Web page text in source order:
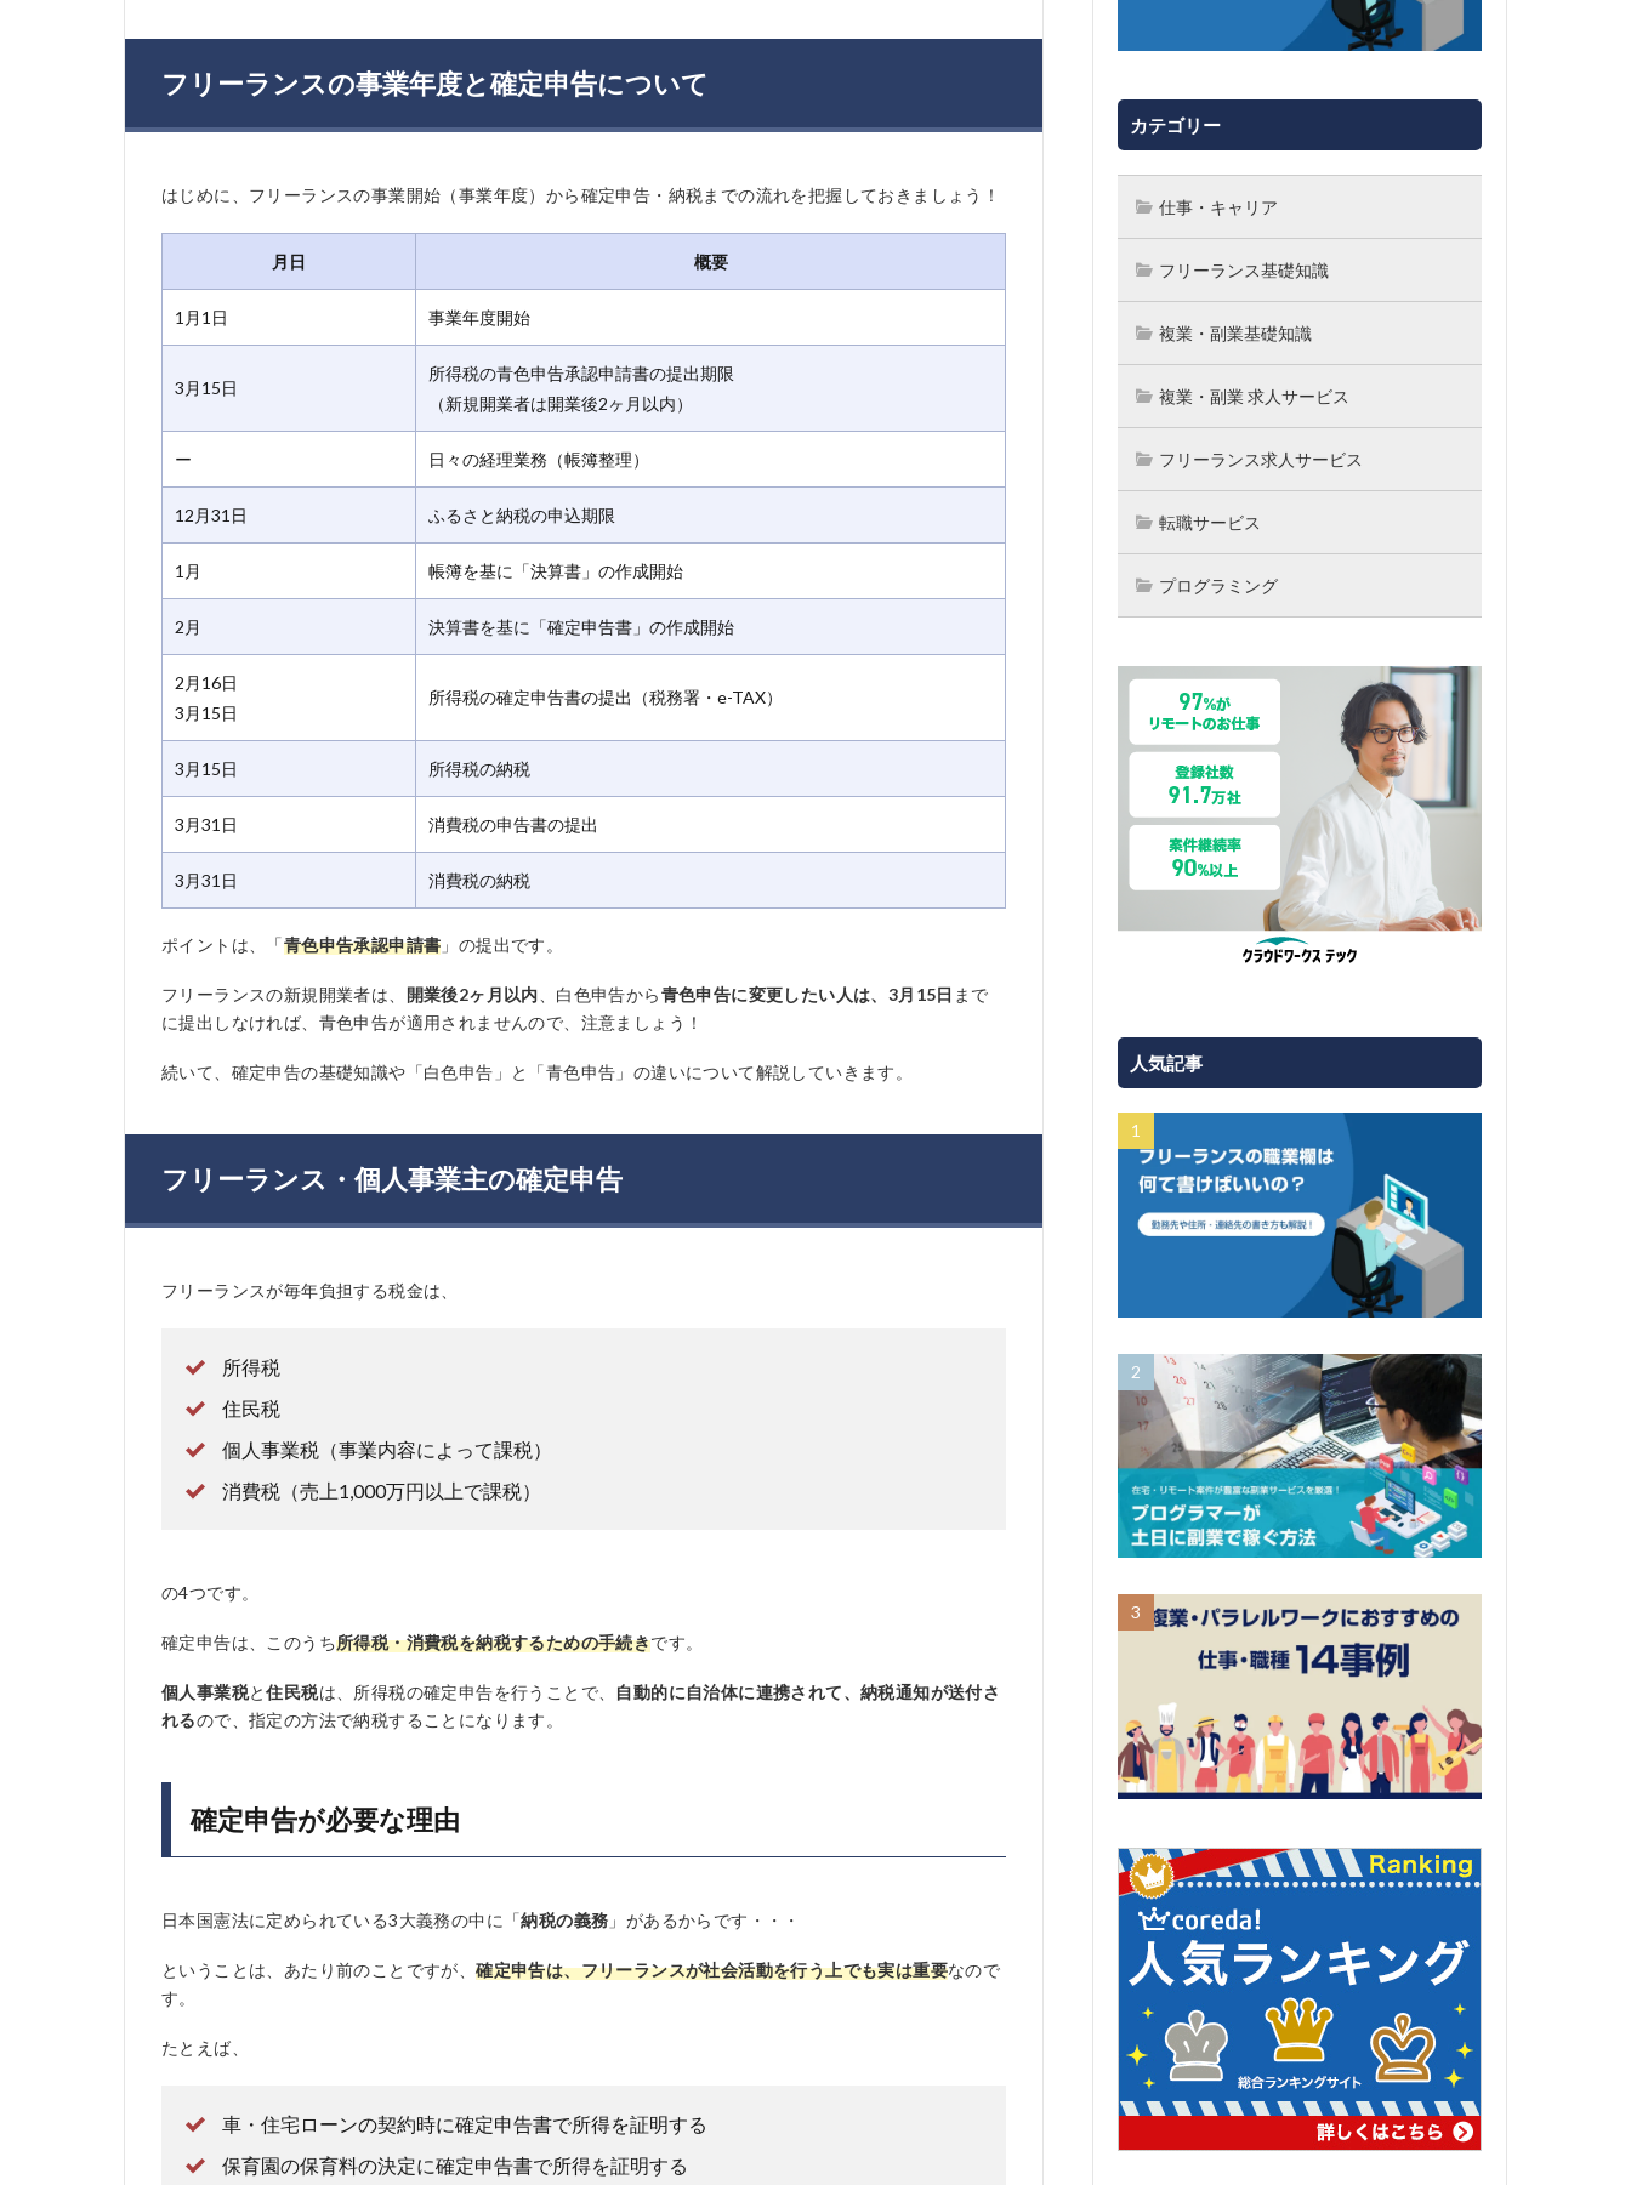
フリーランスの事業年度と確定申告について
はじめに、フリーランスの事業開始（事業年度）から確定申告・納税までの流れを把握しておきましょう！
月日 概要
1月1日 事業年度開始
3月15日
所得税の青色申告承認申請書の提出期限
（新規開業者は開業後2ヶ月以内）
ー 日々の経理業務（帳簿整理）
12月31日 ふるさと納税の申込期限
1月 帳簿を基に「決算書」の作成開始
2月 決算書を基に「確定申告書」の作成開始
2月16日
3月15日
所得税の確定申告書の提出（税務署・e-TAX）
3月15日 所得税の納税
3月31日 消費税の申告書の提出
3月31日 消費税の納税
ポイントは、「青色申告承認申請書 」の提出です。
フリーランスの新規開業者は、 開業後2ヶ月以内 、白色申告から青色申告に変更したい人は、3月15日 まで
に提出しなければ、青色申告が適用されませんので、注意ましょう！
続いて、確定申告の基礎知識や「白色申告」と「青色申告」の違いについて解説していきます。
フリーランス・個人事業主の確定申告
フリーランスが毎年負担する税金は、
所得税
住民税
個人事業税（事業内容によって課税）
消費税（売上1,000万円以上で課税）
の4つです。
確定申告は、このうち所得税・消費税を納税するための手続きです。
個人事業税と住民税は、所得税の確定申告を行うことで、 自動的に自治体に連携されて、納税通知が送付さ
れるので、指定の方法で納税することになります。
確定申告が必要な理由
日本国憲法に定められている3大義務の中に「納税の義務 」があるからです・・・
ということは、あたり前のことですが、確定申告は、フリーランスが社会活動を行う上でも実は重要なので
す。
たとえば、
車・住宅ローンの契約時に確定申告書で所得を証明する
保育園の保育料の決定に確定申告書で所得を証明する
カテゴリー
仕事・キャリア
フリーランス基礎知識
複業・副業基礎知識
複業・副業 求人サービス
フリーランス求人サービス
転職サービス
プログラミング
人気記事